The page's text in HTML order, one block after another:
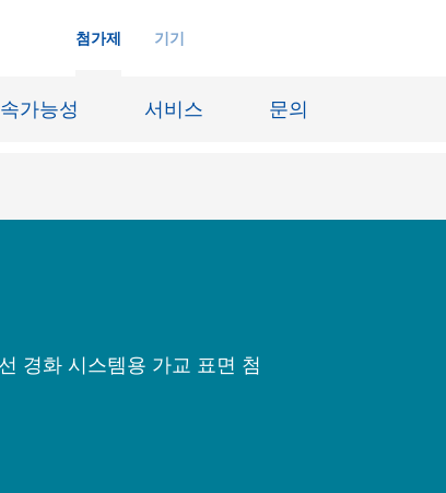
첨가제 기기
가능성 서비스 문의
윤활유 및 이형제
경화 시스템용 가교 표면 첨